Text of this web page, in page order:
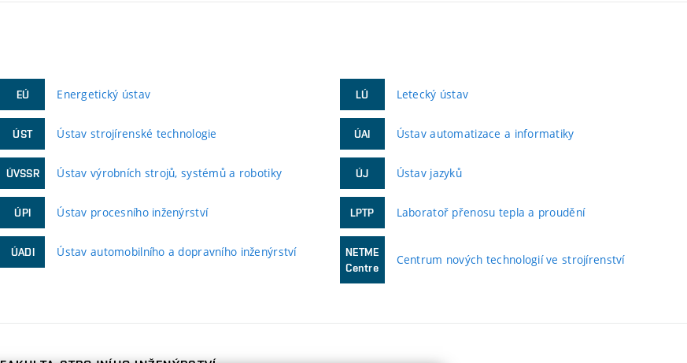
EÚ Energetický ústav
ÚST Ústav strojírenské technologie
ÚVSSR Ústav výrobních strojů, systémů a robotiky
ÚPI Ústav procesního inženýrství
ÚADI Ústav automobilního a dopravního inženýrství
LÚ Letecký ústav
ÚAI Ústav automatizace a informatiky
ÚJ Ústav jazyků
LPTP Laboratoř přenosu tepla a proudění
NETME
Centre
Centrum nových technologií ve strojírenství